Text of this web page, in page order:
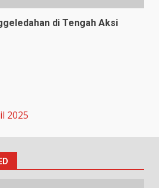
di Tengah Aksi
2025